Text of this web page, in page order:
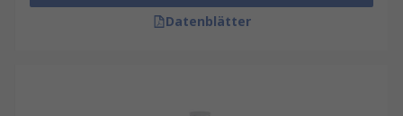
Datenblätter